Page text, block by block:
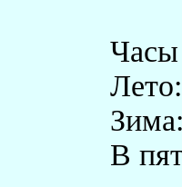
Часы
В